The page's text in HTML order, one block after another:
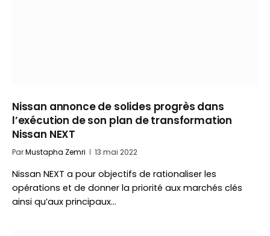
Nissan annonce de solides progrès dans
l’exécution de son plan de transformation
Nissan NEXT
ParMustapha Zemri 13 mai 2022
Nissan NEXT a pour objectifs de rationaliser les
opérations et de donner la priorité aux marchés clés
ainsi qu’aux principaux…